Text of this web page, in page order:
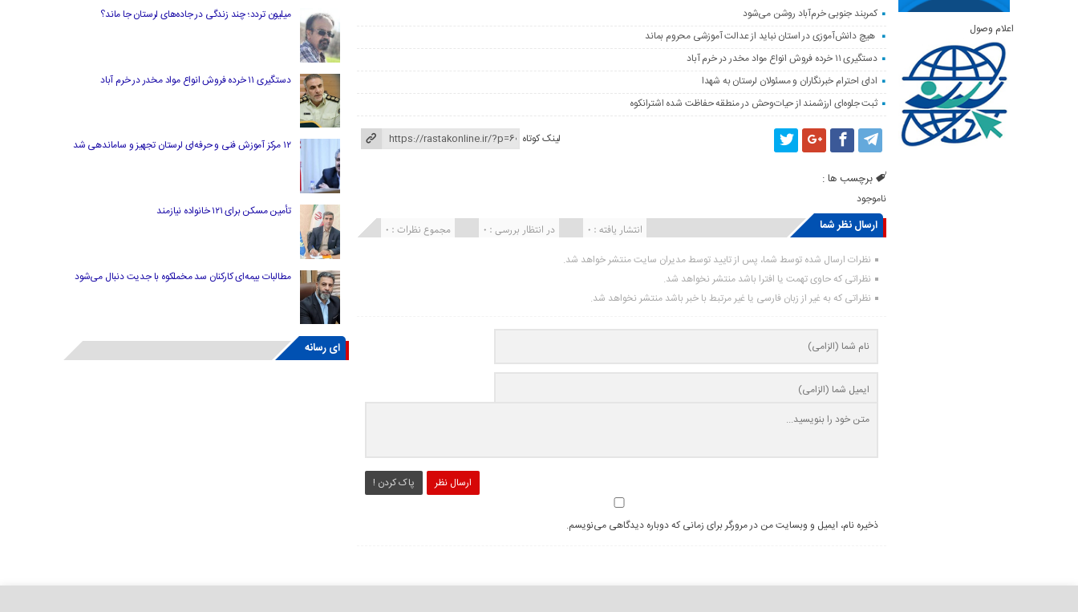
کمربند جنوبی خرم‌‌آباد روشن می‌شود
هیچ دانش‌آموزی در استان نباید از عدالت آموزشی محروم بماند
دستگیری ۱۱ خرده فروش انواع مواد مخدر در خرم آباد
ادای احترام خبرنگاران و مسئولان لرستان به شهدا
ثبت جلوه‌ای ارزشمند از حیات‌وحش در منطقه حفاظت شده اشترانکوه
لینک کوتاه
برچسب ها :
ناموجود
ارسال نظر شما مجموع نظرات : 0 در انتظار بررسی : 0 انتشار یافته : ۰
نظرات ارسال شده توسط شما، پس از تایید توسط مدیران سایت منتشر خواهد شد.
نظراتی که حاوی تهمت یا افترا باشد منتشر نخواهد شد.
نظراتی که به غیر از زبان فارسی یا غیر مرتبط با خبر باشد منتشر نخواهد شد.
ارسال نظر پاک کردن !
ذخیره نام، ایمیل و وبسایت من در مرورگر برای زمانی که دوباره دیدگاهی می‌نویسم.
اعلام وصول
میلیون تردد؛ چند زندگی در جاده‌های لرستان جا ماند؟
دستگیری ۱۱ خرده فروش انواع مواد مخدر در خرم آباد
۱۲ مرکز آموزش فنی و حرفه‌ای لرستان تجهیز و ساماندهی شد
تأمین مسکن برای ۱۲۱ خانواده نیازمند
مطالبات بیمه‌ای کارکنان سد مخملکوه با جدیت دنبال می‌شود
ای رسانه